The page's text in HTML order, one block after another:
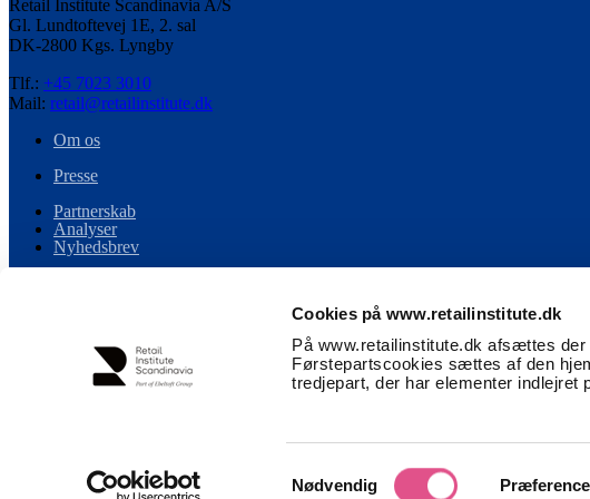
Cookies på www.retailinstitute.dk
På www.retailinstitute.dk afsættes
Førstepartscookies sættes af den
tredjepart, der har elementer indlejret
Samtykkevalg
Nødvendig
Retail Institute Scandinavia A/S
Gl. Lundtoftevej 1E, 2. sal
DK-2800 Kgs. Lyngby
Tlf.: +45 7023 3010
Mail: retail@retailinstitute.dk
Om os
Presse
Partnerskab
Analyser
Nyhedsbrev
Cookiespecifikation
Event og retailtour betingelser